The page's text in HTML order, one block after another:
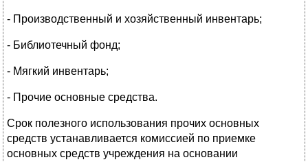
- Производственный и хозяйственный инвентарь;
- Библиотечный фонд;
- Мягкий инвентарь;
- Прочие основные средства.
Срок полезного использования прочих основных
средств устанавливается комиссией по приемке
основных средств учреждения на основании